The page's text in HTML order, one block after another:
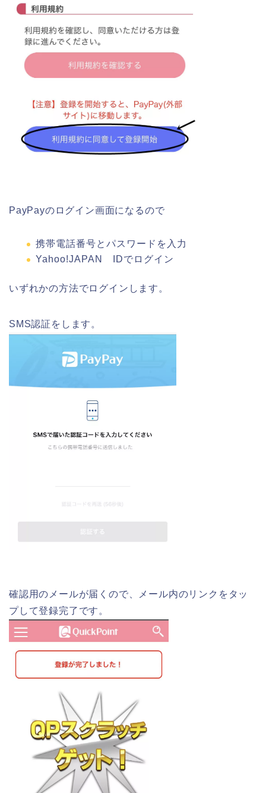
PayPayのログイン画面になるので
携帯電話番号とパスワードを入力
Yahoo!JAPAN IDでログイン
いずれかの方法でログインします。
SMS認証をします。
確認用のメールが届くので、メール内のリンクをタッ
プして登録完了です。